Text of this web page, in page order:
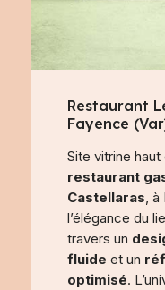
Restaurant
Fayence
Site vitrine
restaurant
Castellaras, à
l’élégance du
travers un
fluide et un
optimisé.